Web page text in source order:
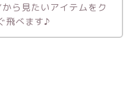
ら見たいアイテムをク
飛べます♪